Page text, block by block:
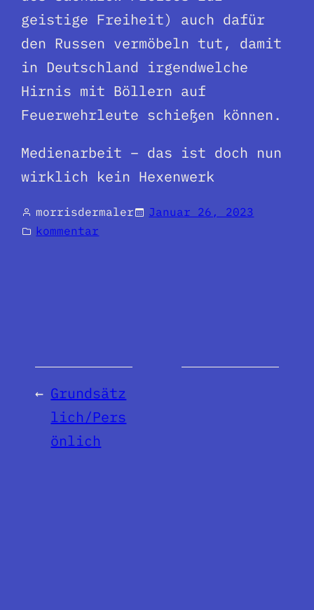
geistige Freiheit) auch dafür
den Russen vermöbeln tut, damit
in Deutschland irgendwelche
Hirnis mit Böllern auf
Feuerwehrleute schießen können.
Medienarbeit – das ist doch nun
wirklich kein Hexenwerk
morrisdermaler
Januar 26, 2023
kommentar
← Grundsätz
lich/Pers
önlich